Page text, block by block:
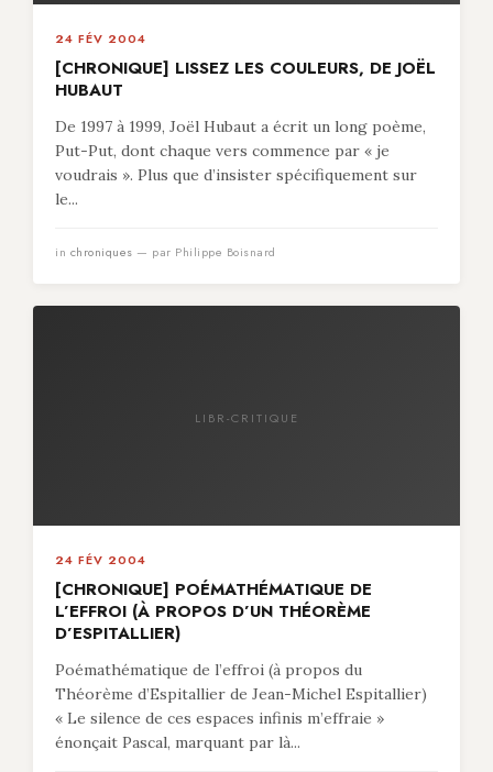
24 FÉV 2004
[CHRONIQUE] LISSEZ LES COULEURS, DE JOËL
HUBAUT
De 1997 à 1999, Joël Hubaut a écrit un long poème,
Put-Put, dont chaque vers commence par « je
voudrais ». Plus que d’insister spécifiquement sur
le...
in chroniques — par Philippe Boisnard
LIBR-CRITIQUE
24 FÉV 2004
[CHRONIQUE] POÉMATHÉMATIQUE DE
L’EFFROI (À PROPOS D’UN THÉORÈME
D’ESPITALLIER)
Poémathématique de l’effroi (à propos du
Théorème d’Espitallier de Jean-Michel Espitallier)
« Le silence de ces espaces infinis m’effraie »
énonçait Pascal, marquant par là...